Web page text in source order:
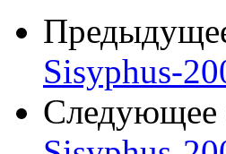
Sisyphus-